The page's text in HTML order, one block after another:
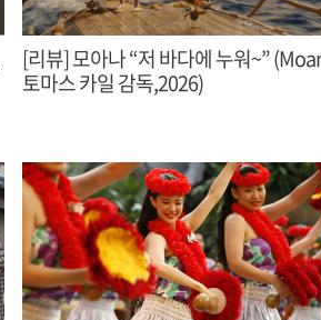
[리뷰] 모아나 “저 바다에 누워~”
토마스 카일 감독,2026)